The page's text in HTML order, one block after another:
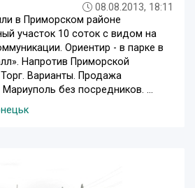
08.08.2013, 18:11
в Приморском районе
участок 10 соток с видом на
Ориентир - в парке в
Напротив Приморской
Варианты. Продажа
Мариуполь без посредников. ...